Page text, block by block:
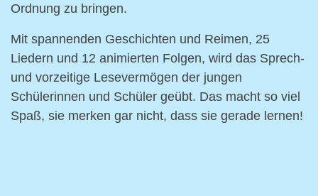
Ordnung zu bringen.
Mit spannenden Geschichten und Reimen, 25
Liedern und 12 animierten Folgen, wird das Sprech-
und vorzeitige Lesevermögen der jungen
Schülerinnen und Schüler geübt. Das macht so viel
Spaß, sie merken gar nicht, dass sie gerade lernen!